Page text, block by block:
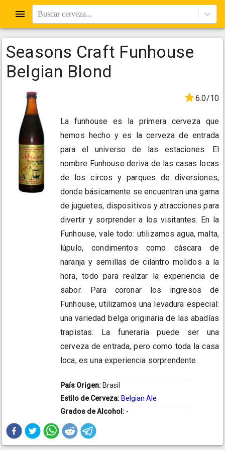
Buscar cerveza...
Seasons Craft Funhouse
Belgian Blond
6.0/10
La funhouse es la primera cerveza que
hemos hecho y es la cerveza de entrada
para el universo de las estaciones. El
nombre Funhouse deriva de las casas locas
de los circos y parques de diversiones,
donde básicamente se encuentran una gama
de juguetes, dispositivos y atracciones para
divertir y sorprender a los visitantes. En la
Funhouse, vale todo: utilizamos agua, malta,
lúpulo, condimentos como cáscara de
naranja y semillas de cilantro molidos a la
hora, todo para realzar la experiencia de
sabor. Para coronar los ingresos de
Funhouse, utilizamos una levadura especial:
una variedad belga originaria de las abadías
trapistas. La funeraria puede ser una
cerveza de entrada, pero como toda la casa
loca, es una experiencia sorprendente.
País Origen: Brasil
Estilo de Cerveza: Belgian Ale
Grados de Alcohol: -